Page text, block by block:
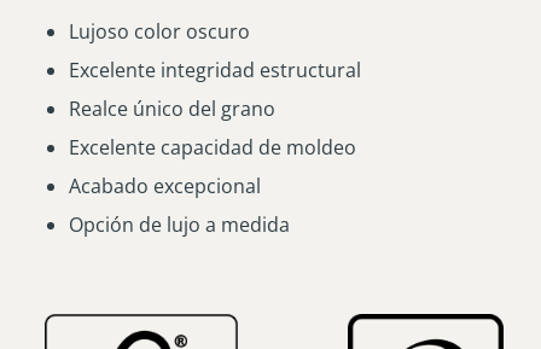
Lujoso color oscuro
Excelente integridad estructural
Realce único del grano
Excelente capacidad de moldeo
Acabado excepcional
Opción de lujo a medida